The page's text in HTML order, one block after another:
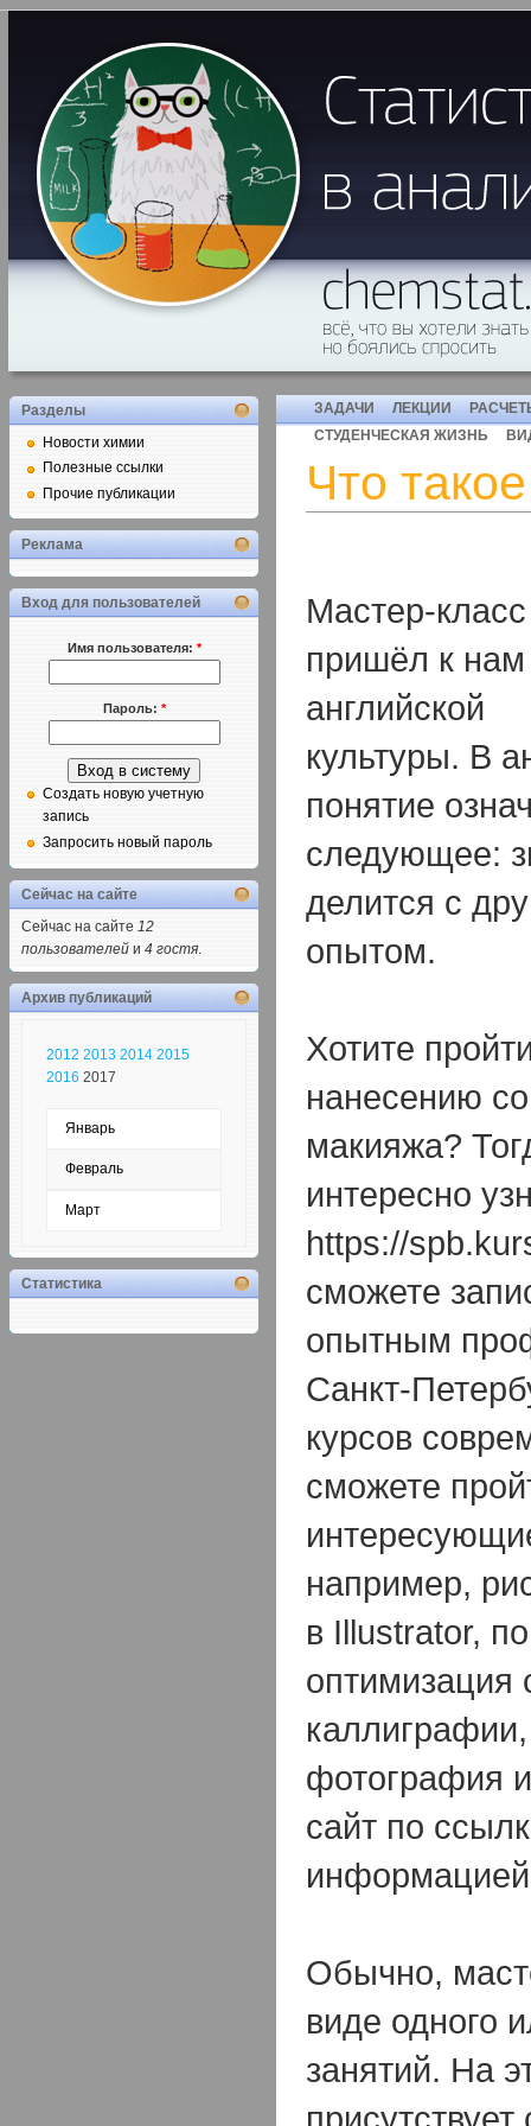
ЗАДАЧИ ЛЕКЦИИ
СТУДЕНЧЕСКАЯ ЖИЗНЬ
Что
Мастер-класс
пришёл к нам
английской
культуры. В
понятие
следующее:
делится с
опытом.
Хотите
нанесению
макияжа?
интересно
https://
сможете
опытным
Санкт-
курсов
сможете
например,
в Illustrator,
оптимизация
фотография
сайт по
Обычно,
виде одного
занятий. На
Разделы
Новости химии
Полезные ссылки
Прочие публикации
Реклама
Вход для пользователей
Имя пользователя: *
Пароль: *
Создать новую учетную
запись
Запросить новый пароль
Сейчас на сайте
Сейчас на сайте 12
пользователей и 4 гостя.
Архив публикаций
2012 2013 2014 2015
2016 2017
Январь
Февраль
Март
Статистика